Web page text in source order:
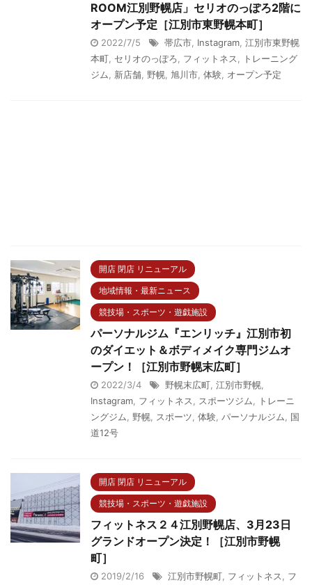
ROOM江別野幌店」セリオのっぽろ2階に
オープン予定［江別市東野幌本町］
2022/7/5 帯広市, Instagram, 江別市東野幌
本町, セリオのっぽろ, フィットネス, トレーニング
ジム, 新店舗, 野幌, 旭川市, 体験, オープン予定
開店 閉店 リニューアル
地域情報・最新ニュース
競技場・スポーツ・遊戯施設
パーソナルジム『エンリッチ』江別市初
のダイエット＆ボディメイク専門ジムオ
ープン！［江別市野幌末広町］
2022/3/4 野幌末広町, 江別市野幌,
Instagram, フィットネス, スポーツジム, トレーニ
ングジム, 野幌, スポーツ, 体験, パーソナルジム, 国
道12号
開店 閉店 リニューアル
競技場・スポーツ・遊戯施設
フィットネス２４江別野幌店、3月23日
グランドオープン決定！［江別市野幌
町］
2019/2/16 江別市野幌町, フィットネス, フ